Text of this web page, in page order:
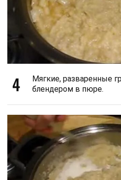
4
Мягкие, разваренные
блендером в пюре.